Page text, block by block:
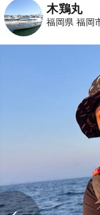
木鶏丸
福岡県 福岡